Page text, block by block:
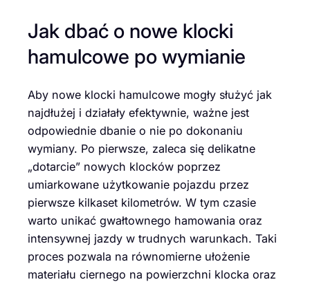
Jak dbać o nowe klocki
hamulcowe po wymianie
Aby nowe klocki hamulcowe mogły służyć jak
najdłużej i działały efektywnie, ważne jest
odpowiednie dbanie o nie po dokonaniu
wymiany. Po pierwsze, zaleca się delikatne
„dotarcie” nowych klocków poprzez
umiarkowane użytkowanie pojazdu przez
pierwsze kilkaset kilometrów. W tym czasie
warto unikać gwałtownego hamowania oraz
intensywnej jazdy w trudnych warunkach. Taki
proces pozwala na równomierne ułożenie
materiału ciernego na powierzchni klocka oraz